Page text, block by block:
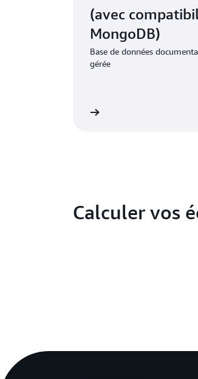
(avec
MongoDB)
Base de données
gérée
Calculer vos